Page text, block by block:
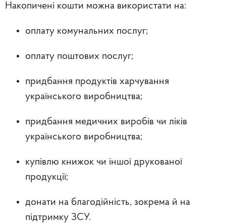
Накопичені кошти можна використати на:
оплату комунальних послуг;
оплату поштових послуг;
придбання продуктів харчування
українського виробництва;
придбання медичних виробів чи ліків
українського виробництва;
купівлю книжок чи іншої друкованої
продукції;
донати на благодійність, зокрема й на
підтримку ЗСУ.